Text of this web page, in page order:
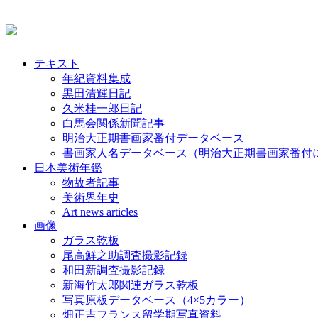
テキスト
年紀資料集成
黒田清輝日記
久米桂一郎日記
白馬会関係新聞記事
明治大正期書画家番付データベース
書画家人名データベース（明治大正期書画家番付
日本美術年鑑
物故者記事
美術界年史
Art news articles
画像
ガラス乾板
尾高鮮之助調査撮影記録
和田新調査撮影記録
新海竹太郎関連ガラス乾板
写真原板データベース（4×5カラー）
畑正吉フランス留学期写真資料